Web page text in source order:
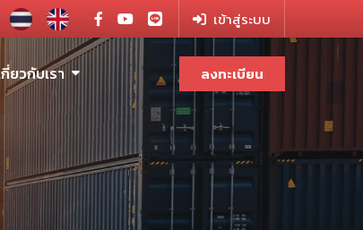
เข้าสู่ระบบ
กี่ยวกับเรา ลงทะเบียน